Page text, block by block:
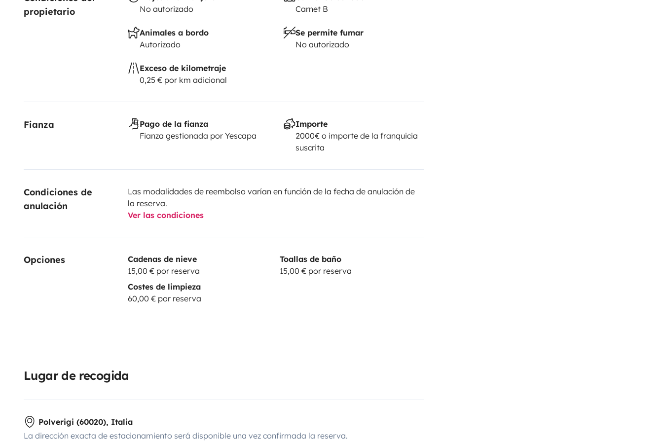
propietario
No autorizado
Carnet B
Animales a bordo
Autorizado
Se permite fumar
No autorizado
Exceso de kilometraje
0,25 € por km adicional
Fianza
Pago de la fianza
Fianza gestionada por Yescapa
Importe
2000€ o importe de la franquicia
suscrita
Condiciones de
anulación
Las modalidades de reembolso varían en función de la fecha de anulación de
la reserva.
Ver las condiciones
Opciones
Cadenas de nieve
15,00 € por reserva
Toallas de baño
15,00 € por reserva
Costes de limpieza
60,00 € por reserva
Lugar de recogida
Polverigi (60020), Italia
La dirección exacta de estacionamiento será disponible una vez confirmada la reserva.